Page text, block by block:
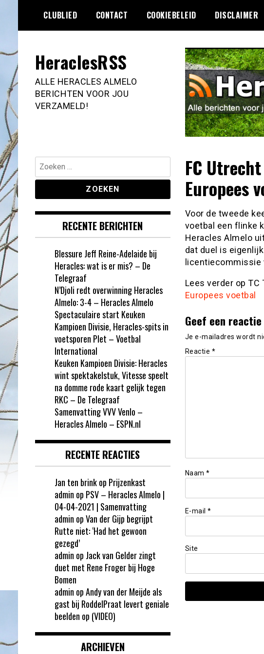
de
CLUBLIED CONTACT COOKIEBELEID DISCLAIMER
HeraclesRSS
ALLE HERACLES ALMELO
BERICHTEN VOOR JOU
VERZAMELD!
FC
Europees
Voor de tweede
voetbal een flinke
Heracles Almelo
dat duel is
licentiecommissie
Lees verder op TC
Europees voetbal
Geef een reactie
Je e-mailadres wordt
Reactie *
Naam *
E-mail *
Site
Zoeken
naar:
RECENTE BERICHTEN
Blessure Jeff Reine-Adelaide bij
Heracles: wat is er mis? – De
Telegraaf
N’Djoli redt overwinning Heracles
Almelo: 3-4 – Heracles Almelo
Spectaculaire start Keuken
Kampioen Divisie, Heracles-spits in
voetsporen Plet – Voetbal
International
Keuken Kampioen Divisie: Heracles
wint spektakelstuk, Vitesse speelt
na domme rode kaart gelijk tegen
RKC – De Telegraaf
Samenvatting VVV Venlo –
Heracles Almelo – ESPN.nl
RECENTE REACTIES
Jan ten brinkop Prijzenkast
admin op PSV – Heracles Almelo |
04-04-2021 | Samenvatting
admin opVan der Gijp begrijpt
Rutte niet: ‘Had het gewoon
gezegd’
admin op Jack van Gelder zingt
duet met Rene Froger bij Hoge
Bomen
admin opAndy van der Meijde als
gast bij RoddelPraat levert geniale
beelden op (VIDEO)
ARCHIEVEN